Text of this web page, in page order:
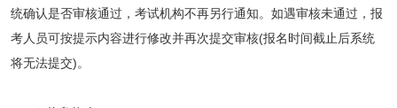
统确认是否审核通过，考试机构不再另行通知。如遇审核未通过，报
考人员可按提示内容进行修改并再次提交审核(报名时间截止后系统
将无法提交)。